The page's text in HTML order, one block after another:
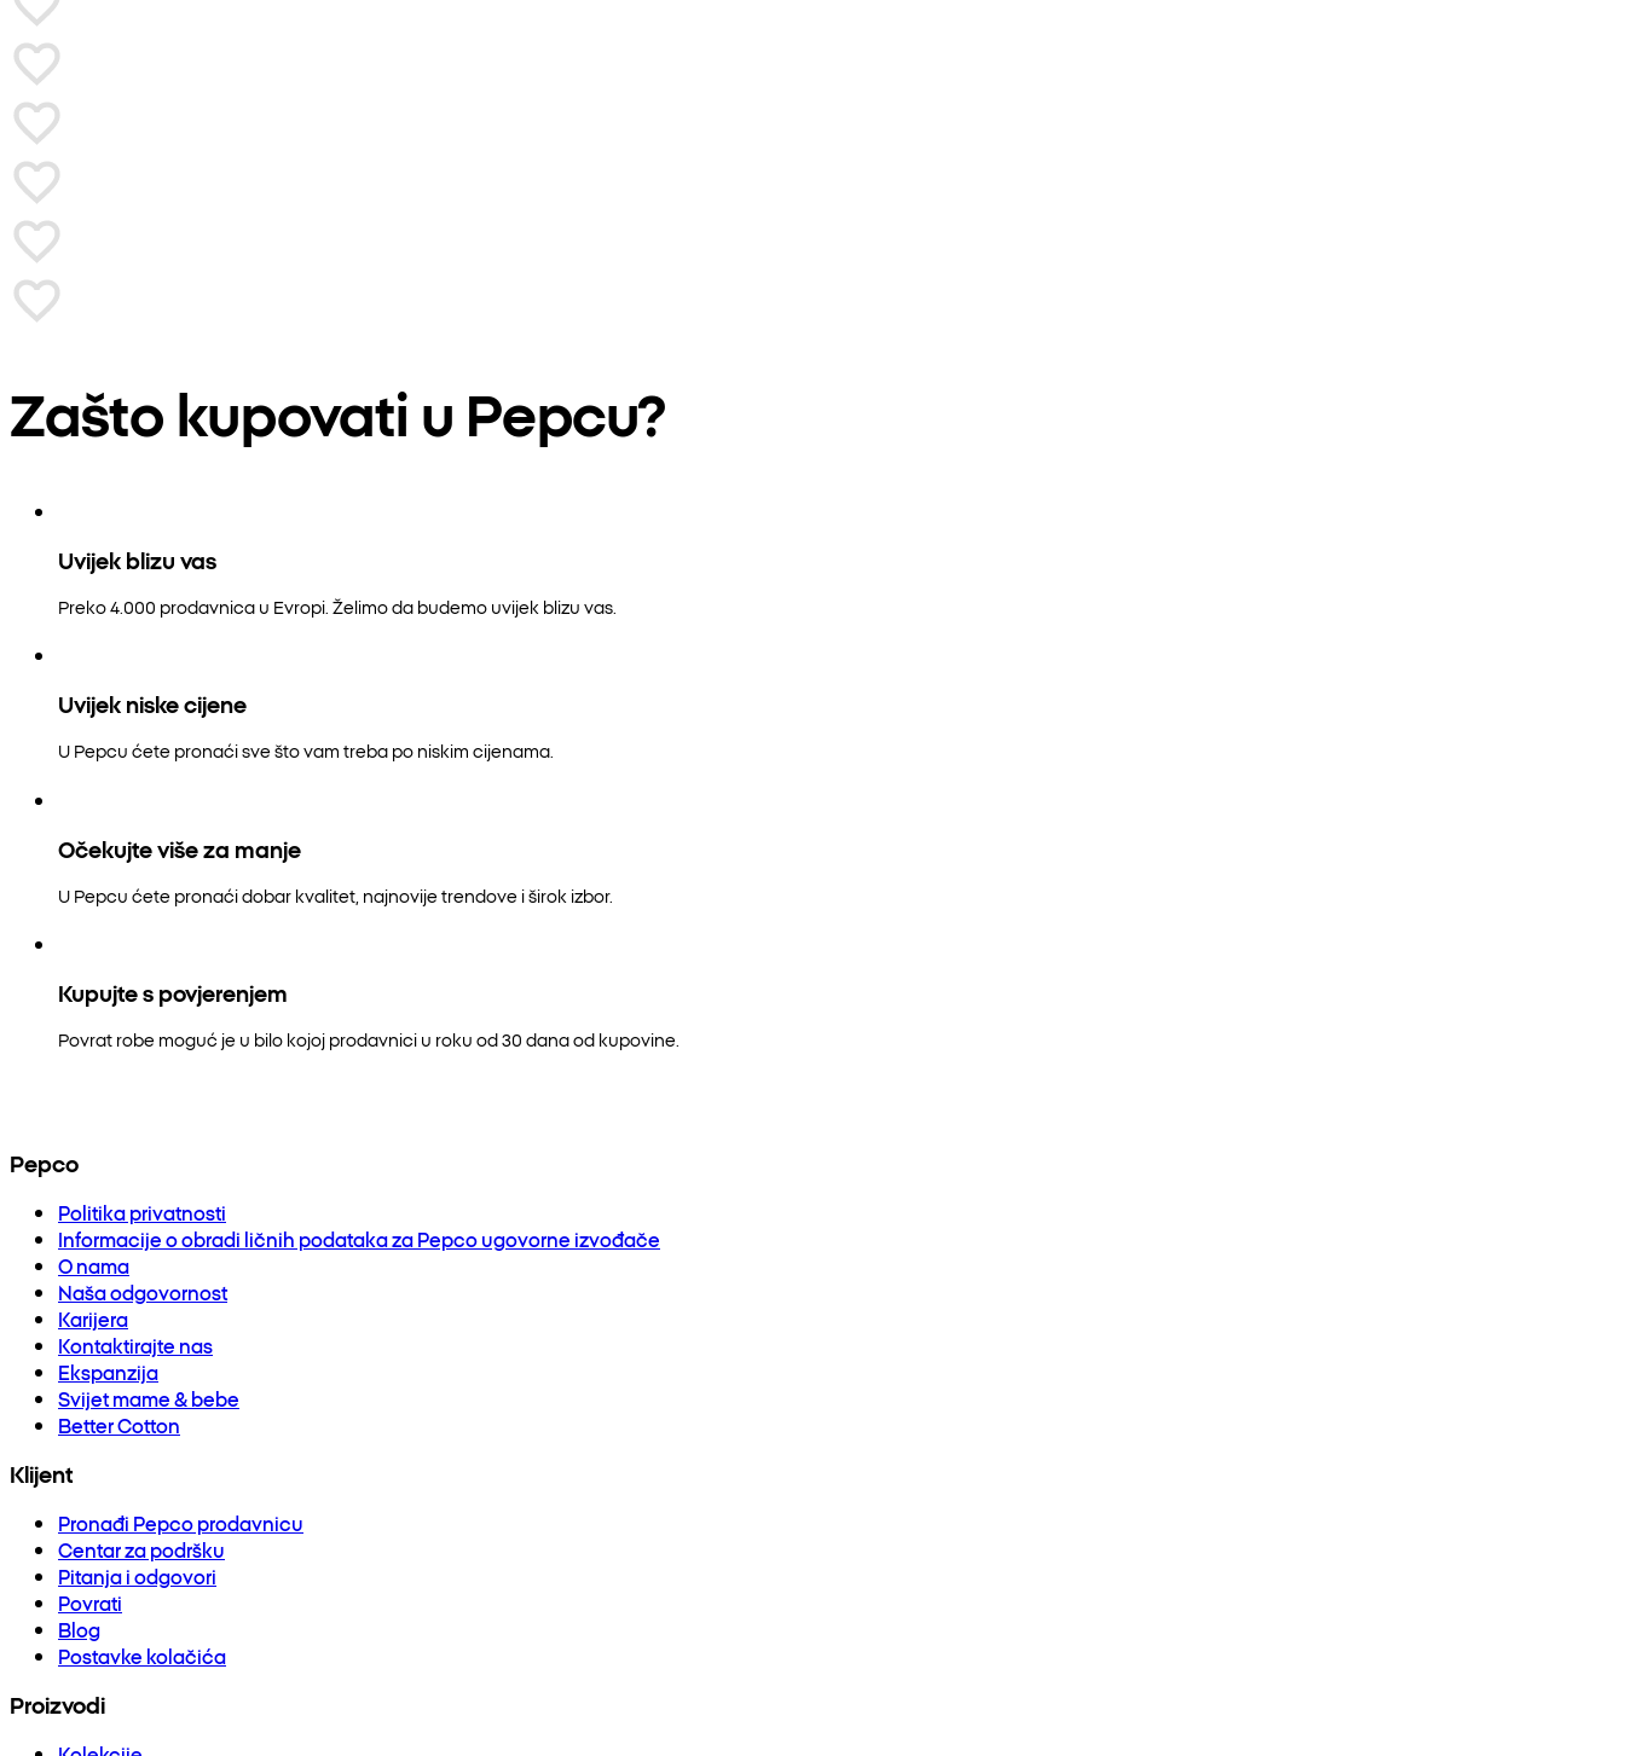
Zašto kupovati u Pepcu?
Uvijek blizu vas
Preko 4.000 prodavnica u Evropi. Želimo da budemo uvijek blizu vas.
Uvijek niske cijene
U Pepcu ćete pronaći sve što vam treba po niskim cijenama.
Očekujte više za manje
U Pepcu ćete pronaći dobar kvalitet, najnovije trendove i širok izbor.
Kupujte s povjerenjem
Povrat robe moguć je u bilo kojoj prodavnici u roku od 30 dana od kupovine.
Pepco
Politika privatnosti
Informacije o obradi ličnih podataka za Pepco ugovorne izvođače
O nama
Naša odgovornost
Karijera
Kontaktirajte nas
Ekspanzija
Svijet mame & bebe
Better Cotton
Klijent
Pronađi Pepco prodavnicu
Centar za podršku
Pitanja i odgovori
Povrati
Blog
Postavke kolačića
Proizvodi